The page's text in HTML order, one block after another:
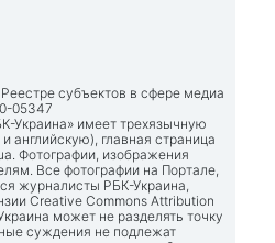
субъектов в сфере медиа
05347
Украина» имеет трехязычную
английскую), главная страница
. Фотографии, изображения
Все фотографии на Портале,
журналисты РБК-Украина,
Creative Commons Attribution
может не разделять точку
суждения не подлежат